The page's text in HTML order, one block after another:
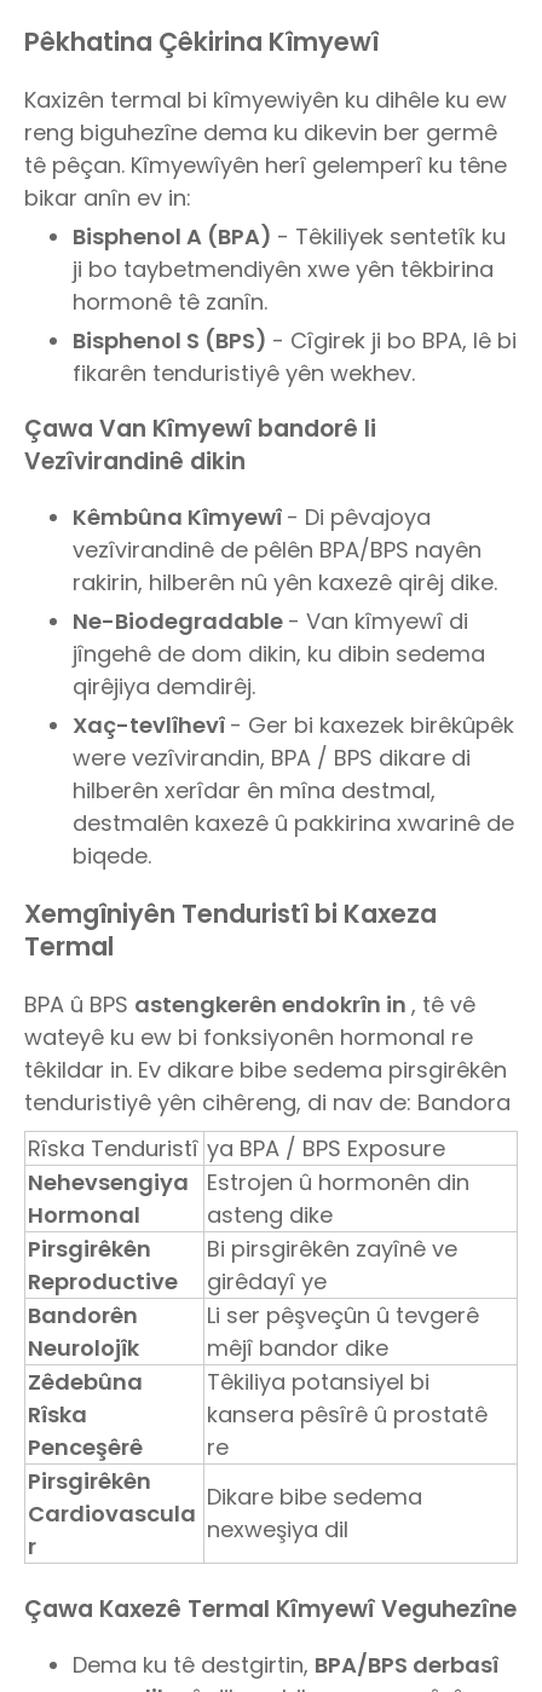
Pêkhatina Çêkirina Kîmyewî
Kaxizên termal bi kîmyewiyên ku dihêle ku ew
reng biguhezîne dema ku dikevin ber germê
tê pêçan. Kîmyewîyên herî gelemperî ku têne
bikar anîn ev in:
Bisphenol A (BPA) - Têkiliyek sentetîk ku
ji bo taybetmendiyên xwe yên têkbirina
hormonê tê zanîn.
Bisphenol S (BPS) - Cîgirek ji bo BPA, lê bi
fikarên tenduristiyê yên wekhev.
Çawa Van Kîmyewî bandorê li
Vezîvirandinê dikin
Kêmbûna Kîmyewî - Di pêvajoya
vezîvirandinê de pêlên BPA/BPS nayên
rakirin, hilberên nû yên kaxezê qirêj dike.
Ne-Biodegradable - Van kîmyewî di
jîngehê de dom dikin, ku dibin sedema
qirêjiya demdirêj.
Xaç-tevlîhevî - Ger bi kaxezek birêkûpêk
were vezîvirandin, BPA / BPS dikare di
hilberên xerîdar ên mîna destmal,
destmalên kaxezê û pakkirina xwarinê de
biqede.
Xemgîniyên Tenduristî bi Kaxeza
Termal
BPA û BPS astengkerên endokrîn in , tê vê
wateyê ku ew bi fonksiyonên hormonal re
têkildar in. Ev dikare bibe sedema pirsgirêkên
tenduristiyê yên cihêreng, di nav de: Bandora
Rîska Tenduristî ya BPA / BPS Exposure
Nehevsengiya
Hormonal
Estrojen û hormonên din
asteng dike
Pirsgirêkên
Reproductive
Bi pirsgirêkên zayînê ve
girêdayî ye
Bandorên
Neurolojîk
Li ser pêşveçûn û tevgerê
mêjî bandor dike
Zêdebûna
Rîska
Penceşêrê
Têkiliya potansiyel bi
kansera pêsîrê û prostatê
re
Pirsgirêkên
Cardiovascula
r
Dikare bibe sedema
nexweşiya dil
Çawa Kaxezê Termal Kîmyewî Veguhezîne
Dema ku tê destgirtin, BPA/BPS derbasî